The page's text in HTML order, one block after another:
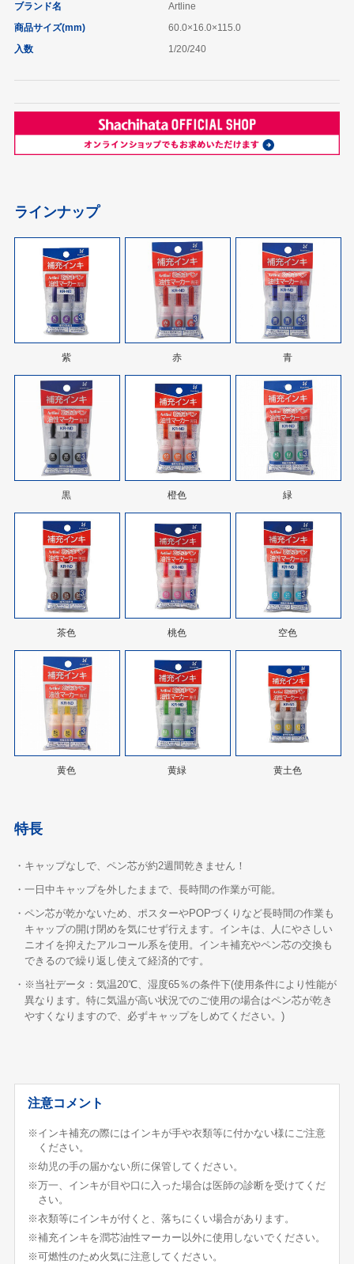
ブランド名
Artline
商品サイズ(mm)
60.0×16.0×115.0
入数
1/20/240
ラインナップ
紫 赤 青
黒 橙色 緑
茶色 桃色 空色
黄色 黄緑 黄土色
特長
・キャップなしで、ペン芯が約2週間乾きません！
・一日中キャップを外したままで、長時間の作業が可能。
・ペン芯が乾かないため、ポスターやPOPづくりなど長時間の作業も
キャップの開け閉めを気にせず行えます。インキは、人にやさしい
ニオイを抑えたアルコール系を使用。インキ補充やペン芯の交換も
できるので繰り返し使えて経済的です。
・※当社データ：気温20℃、湿度65％の条件下(使用条件により性能が
異なります。特に気温が高い状況でのご使用の場合はペン芯が乾き
やすくなりますので、必ずキャップをしめてください。)
注意コメント
※インキ補充の際にはインキが手や衣類等に付かない様にご注意
ください。
※幼児の手の届かない所に保管してください。
※万一、インキが目や口に入った場合は医師の診断を受けてくだ
さい。
※衣類等にインキが付くと、落ちにくい場合があります。
※補充インキを潤芯油性マーカー以外に使用しないでください。
※可燃性のため火気に注意してください。